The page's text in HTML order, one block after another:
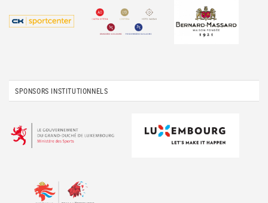
SPONSORS INSTITUTIONNELS